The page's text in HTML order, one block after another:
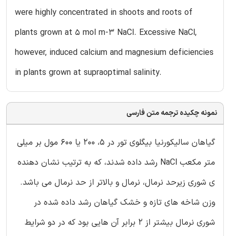
were highly concentrated in shoots and roots of
plants grown at 5 mol m-3 NaCl. Excessive NaCl,
however, induced calcium and magnesium deficiencies
in plants grown at supraoptimal salinity.
نمونه چکیده ترجمه متن فارسی
گیاهان سالیکورنیا بیگلوی تور در 5، 200 یا 600 مول بر میلی
متر مکعب NaCl رشد داده شدند، که به ترتیب نشان دهنده
ی شوری زیرحد نرمال، نرمال و بالاتر از حد نرمال می باشد.
وزن شاخه های تازه و خشک گیاهان رشد داده شده در
شوری نرمال بیشتر از 2 برابر آن هایی بود که در دو شرایط